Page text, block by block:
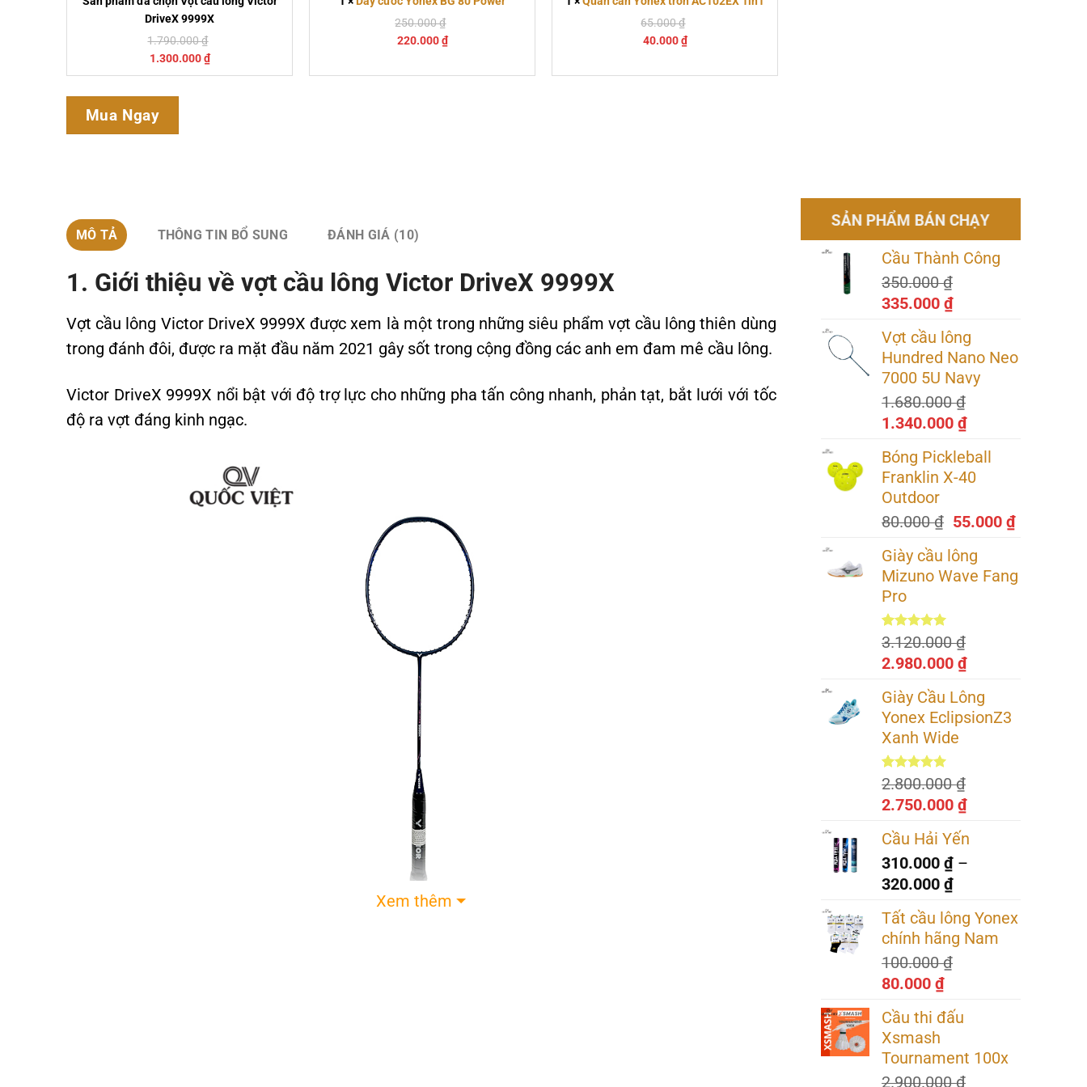
DriveX 9999X
1.790.000₫
1.300.000₫
250.000₫
gốc
250.000 ₫.
220.000₫Giá
tại
65.000₫
gốc
65.000 ₫.
40.000₫Giá
tại
Mua Ngay
MÔ TẢ THÔNG TIN BỔ SUNG ĐÁNH GIÁ (10)
1. Giới thiệu về vợt cầu lông Victor DriveX 9999X
Vợt cầu lông Victor DriveX 9999X được xem là một trong những siêu phẩm vợt cầu lông thiên dùng
trong đánh đôi, được ra mặt đầu năm 2021 gây sốt trong cộng đồng các anh em đam mê cầu lông.
Victor DriveX 9999X nổi bật với độ trợ lực cho những pha tấn công nhanh, phản tạt, bắt lưới với tốc
độ ra vợt đáng kinh ngạc.
Xem thêm
SẢN PHẨM BÁN CHẠY
Cầu Thành Công
350.000₫
Giá
là:
350.000 ₫.
335.000₫Giá
tại
là:
335.000 ₫.
Vợt cầu lông
Hundred Nano Neo
7000 5U Navy
1.680.000₫
Giá
là:
1.680.000 ₫.
1.340.000₫Giá
tại
là:
Bóng Pickleball
Franklin X-40
Outdoor
80.000₫ Giá
là:
80.000 ₫.
55.000 ₫Giá
là:
Giày cầu lông
Mizuno Wave Fang
Pro
5.00trên 5
dựa trên
2
đánh giá
3.120.000₫
Giá
là:
3.120.000 ₫.
2.980.000₫Giá
tại
là:
Giày Cầu Lông
Yonex EclipsionZ3
Xanh Wide
5.00trên 5
dựa trên
7
đánh giá
2.800.000₫
Giá
gốc
là:
2.800.000 ₫.
2.750.000₫Giá
tại
là:
Cầu Hải Yến
310.000₫ –
320.000₫Khoảng
từ
310.000 ₫
Tất cầu lông Yonex
chính hãng Nam
100.000₫
Giá
gốc
là:
100.000 ₫.
80.000₫Giá
hiện
tại
80.000 ₫.
Cầu thi đấu
Xsmash
Tournament 100x
2.900.000₫